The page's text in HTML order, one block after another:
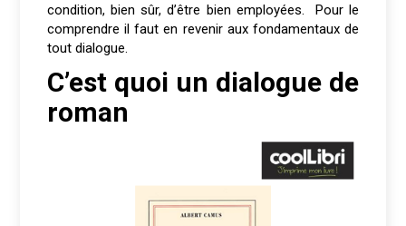
condition, bien sûr, d’être bien employées. Pour le
comprendre il faut en revenir aux fondamentaux de
tout dialogue.
C’est quoi un dialogue de
roman